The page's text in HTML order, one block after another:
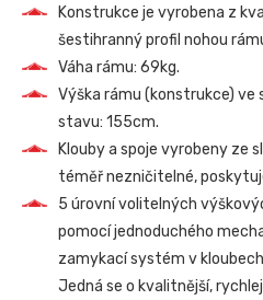
Konstrukce je vyrobena z
šestihranný profil nohou
Váha rámu: 69kg.
Výška rámu (konstrukce) ve
stavu: 155cm.
Klouby a spoje vyrobeny ze
téměř nezničitelné,
5 úrovní volitelných
pomocí jednoduchého
zamykací systém v
Jedná se o kvalitnější,